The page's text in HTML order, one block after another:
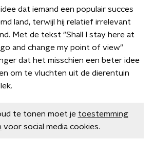
dat iemand een populair succes
land, terwijl hij relatief irrelevant
Met de tekst "Shall I stay here at
and change my point of view"
dat het misschien een beter idee
om te vluchten uit de dierentuin
te tonen moet je toestemming
voor social media cookies.